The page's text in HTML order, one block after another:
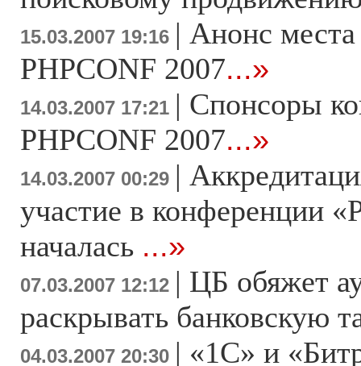
15.03.2007 19:16 | Анонс
PHPCONF 2007...»
14.03.2007 17:21 | Спонсоры
PHPCONF 2007...»
14.03.2007 00:29 |
участие в конференции
началась ...»
07.03.2007 12:12 | ЦБ обяжет
раскрывать банковскую
04.03.2007 20:30 | «1С» и